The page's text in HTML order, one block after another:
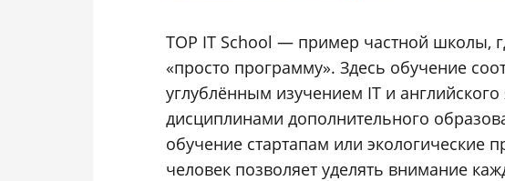
TOP IT School — пример частной школы,
«просто программу». Здесь обучение
углублённым изучением IT и
дисциплинами дополнительного
обучение стартапам или экологические
человек позволяет уделять внимание